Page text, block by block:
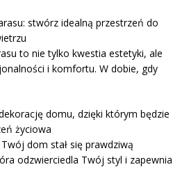
stwórz idealną przestrzeń do
to nie tylko kwestia estetyki, ale
i komfortu. W dobie, gdy
domu, dzięki którym będzie
życiowa
dom stał się prawdziwą
odzwierciedla Twój styl i zapewnia